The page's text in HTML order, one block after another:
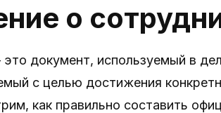
о
документ, используемый в
с целью достижения
как правильно составить